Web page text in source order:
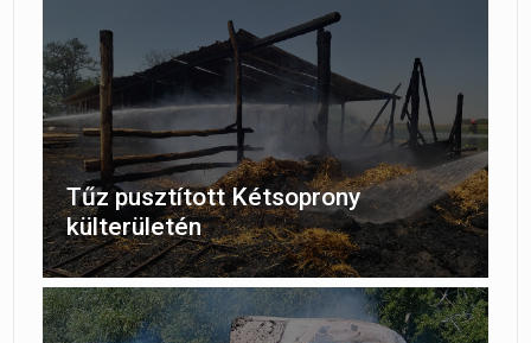
Tűz pusztított Kétsoprony
külterületén